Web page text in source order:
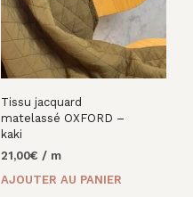
Tissu jacquard
matelassé OXFORD –
kaki
21,00€ / m
AJOUTER AU PANIER